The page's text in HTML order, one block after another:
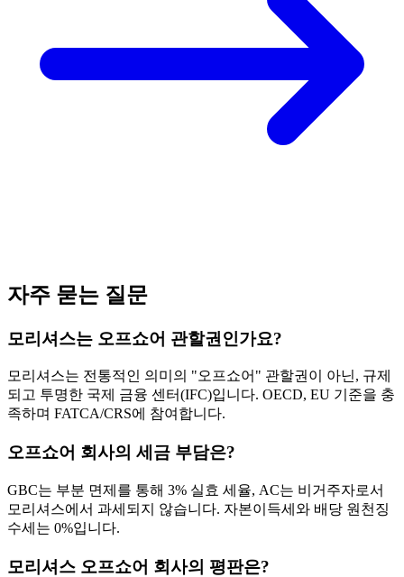
자주 묻는 질문
모리셔스는 오프쇼어 관할권인가요?
모리셔스는 전통적인 의미의 "오프쇼어" 관할권이 아닌, 규제
되고 투명한 국제 금융 센터(IFC)입니다. OECD, EU 기준을 충
족하며 FATCA/CRS에 참여합니다.
오프쇼어 회사의 세금 부담은?
GBC는 부분 면제를 통해 3% 실효 세율, AC는 비거주자로서
모리셔스에서 과세되지 않습니다. 자본이득세와 배당 원천징
수세는 0%입니다.
모리셔스 오프쇼어 회사의 평판은?